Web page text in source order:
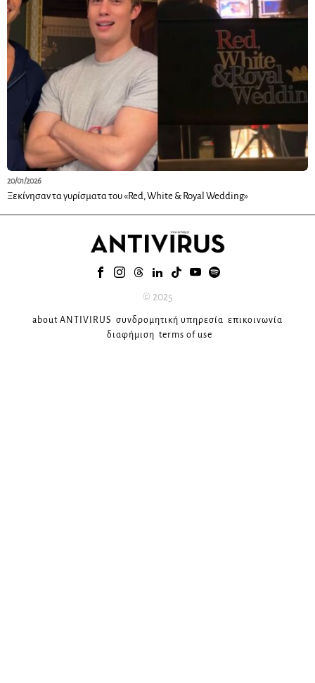
20/01/2026
Ξεκίνησαν τα γυρίσματα του «Red, White & Royal Wedding»
© 2025
about ANTIVIRUS συνδρομητική υπηρεσία επικοινωνία
διαφήμιση terms of use